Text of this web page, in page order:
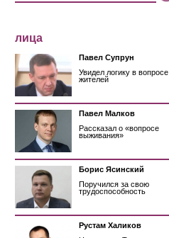
лица
Павел Супрун
Увидел логику в вопросе
жителей
Павел Малков
Рассказал о «вопросе
выживания»
Борис Ясинский
Поручился за свою
трудоспособность
Рустам Халиков